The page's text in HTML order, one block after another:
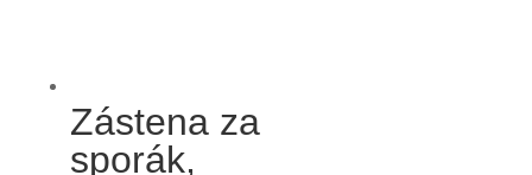
Zástena za
sporák,